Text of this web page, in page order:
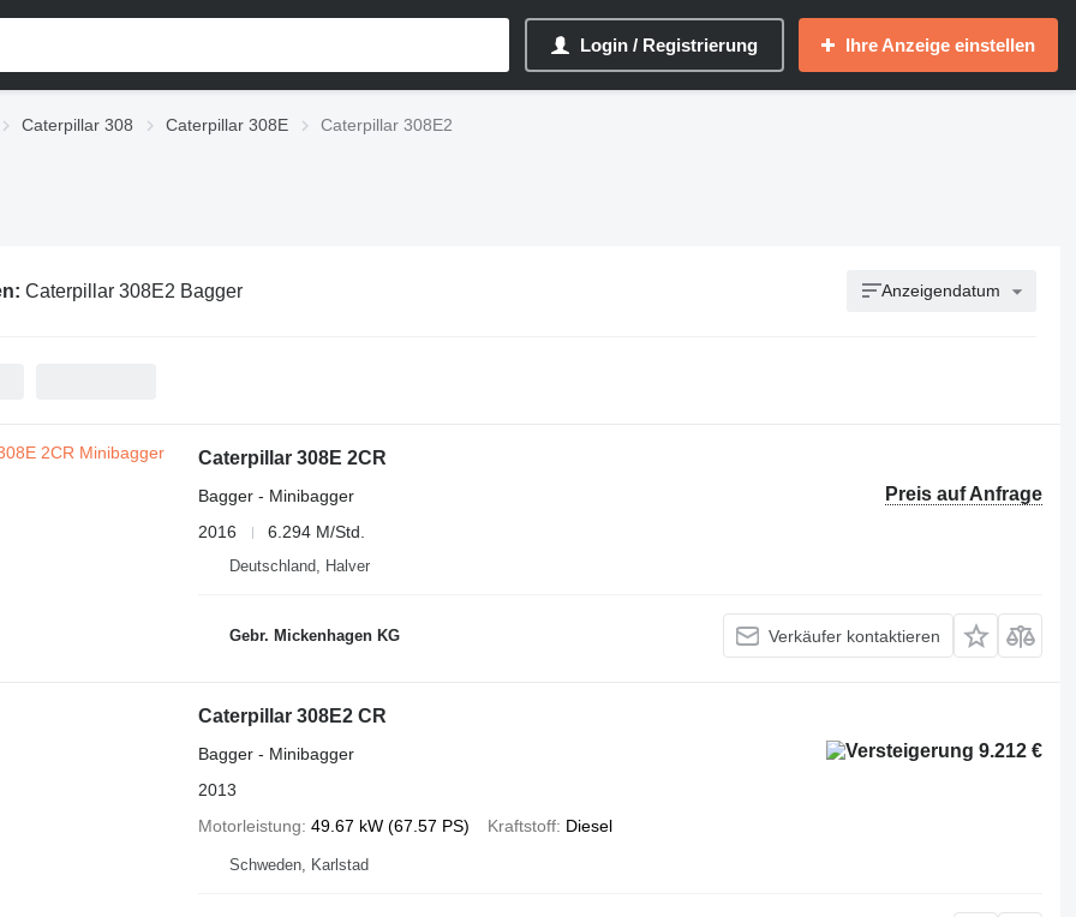
Login / Registrierung Ihre Anzeige einstellen
Caterpillar 308 Caterpillar 308E Caterpillar 308E2
Caterpillar 308E2 Bagger Anzeigendatum
Caterpillar 308E 2CR
Preis auf Anfrage
Bagger - Minibagger
2016
6.294 M/Std.
Deutschland, Halver
Gebr. Mickenhagen KG Verkäufer kontaktieren
Caterpillar 308E2 CR
9.212 €
Bagger - Minibagger
2013
Motorleistung 49.67 kW (67.57 PS) Kraftstoff Diesel
Schweden, Karlstad